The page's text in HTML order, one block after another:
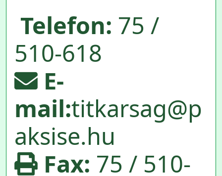
Telefon: 75 /
510-618
E-
mail:titkarsag@p
aksise.hu
Fax: 75 / 510-